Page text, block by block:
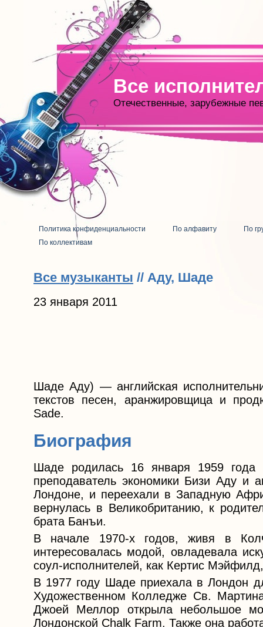
Все
Отечественные, зарубежные
Политика конфиденциальности По алфавиту
По
По коллективам
Все музыканты // Аду, Шаде
23 января 2011
Шаде Аду) — английская
текстов песен, аранжировщица и
Sade.
Биография
Шаде родилась 16 января 1959 года
преподаватель экономики Бизи Аду и
Лондоне, и переехали в Западную
вернулась в Великобританию, к
брата Банъи.
В начале 1970-х годов, живя в
интересовалась модой, овладевала
соул-исполнителей, как Кертис
В 1977 году Шаде приехала в Лондон
Художественном Колледже Св.
Джоей Меллор открыла небольшое
Лондонской Chalk Farm. Также она